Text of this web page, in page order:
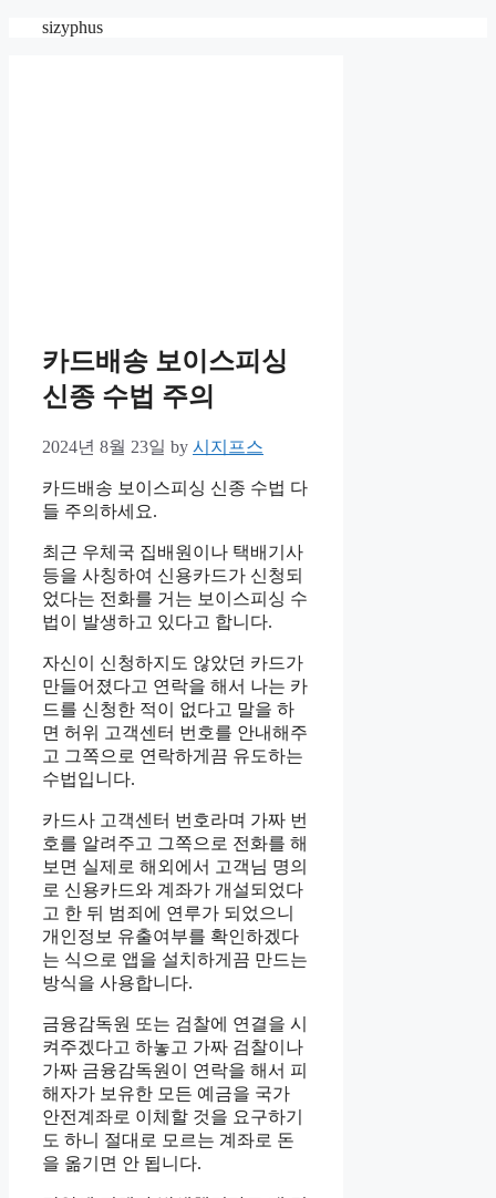
sizyphus
카드배송 보이스피싱
신종 수법 주의
2024년 8월 23일 by 시지프스
카드배송 보이스피싱 신종 수법 다
들 주의하세요.
최근 우체국 집배원이나 택배기사
등을 사칭하여 신용카드가 신청되
었다는 전화를 거는 보이스피싱 수
법이 발생하고 있다고 합니다.
자신이 신청하지도 않았던 카드가
만들어졌다고 연락을 해서 나는 카
드를 신청한 적이 없다고 말을 하
면 허위 고객센터 번호를 안내해주
고 그쪽으로 연락하게끔 유도하는
수법입니다.
카드사 고객센터 번호라며 가짜 번
호를 알려주고 그쪽으로 전화를 해
보면 실제로 해외에서 고객님 명의
로 신용카드와 계좌가 개설되었다
고 한 뒤 범죄에 연루가 되었으니
개인정보 유출여부를 확인하겠다
는 식으로 앱을 설치하게끔 만드는
방식을 사용합니다.
금융감독원 또는 검찰에 연결을 시
켜주겠다고 하놓고 가짜 검찰이나
가짜 금융감독원이 연락을 해서 피
해자가 보유한 모든 예금을 국가
안전계좌로 이체할 것을 요구하기
도 하니 절대로 모르는 계좌로 돈
을 옮기면 안 됩니다.